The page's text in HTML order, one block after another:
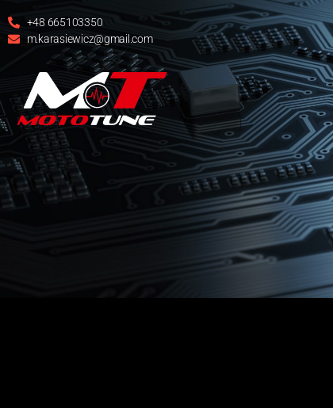
+48 665103350
m.karasiewicz@gmail.com